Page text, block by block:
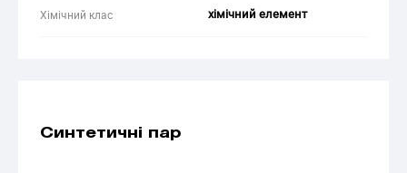
Хімічний клас хімічний елемент
Синтетичні пар